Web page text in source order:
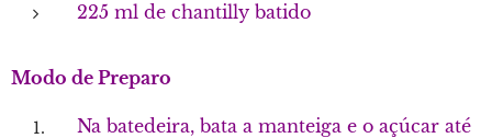
225 ml de chantilly batido
Modo de Preparo
Na batedeira, bata a manteiga e o açúcar até